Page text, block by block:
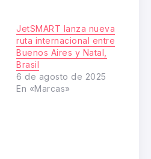
JetSMART lanza nueva
ruta internacional entre
Buenos Aires y Natal,
Brasil
6 de agosto de 2025
En «Marcas»